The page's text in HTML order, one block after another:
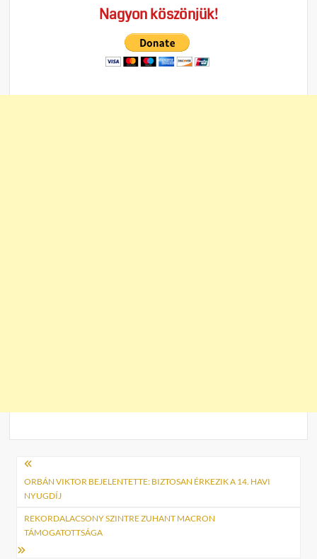
Nagyon köszönjük!
Bejegyzés
navigáció
ORBÁN VIKTOR BEJELENTETTE: BIZTOSAN ÉRKEZIK A 14. HAVI
NYUGDÍJ
REKORDALACSONY SZINTRE ZUHANT MACRON
TÁMOGATOTTSÁGA